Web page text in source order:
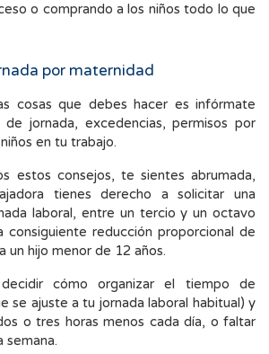
o comprando a los niños todo lo que
por maternidad
cosas que debes hacer es infórmate
jornada, excedencias, permisos por
en tu trabajo.
estos consejos, te sientes abrumada,
tienes derecho a solicitar una
laboral, entre un tercio y un octavo
consiguiente reducción proporcional de
un hijo menor de 12 años.
cómo organizar el tiempo de
se ajuste a tu jornada laboral habitual) y
o tres horas menos cada día, o faltar
semana.